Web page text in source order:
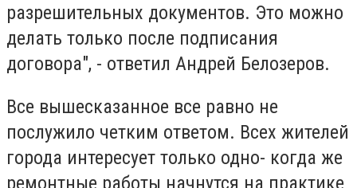
разрешительных документов. Это можно
делать только после подписания
договора", - ответил Андрей Белозеров.
Все вышесказанное все равно не
послужило четким ответом. Всех жителей
города интересует только одно- когда же
ремонтные работы начнутся на практике